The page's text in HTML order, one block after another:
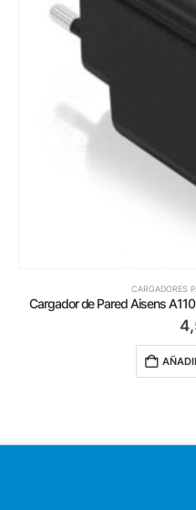
CARGADORES
Cargador de Pared Aisens